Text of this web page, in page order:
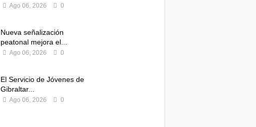
Ago 06, 2026 0
Nueva señalización
peatonal mejora el...
Ago 06, 2026 0
El Servicio de Jóvenes de
Gibraltar...
Ago 06, 2026 0